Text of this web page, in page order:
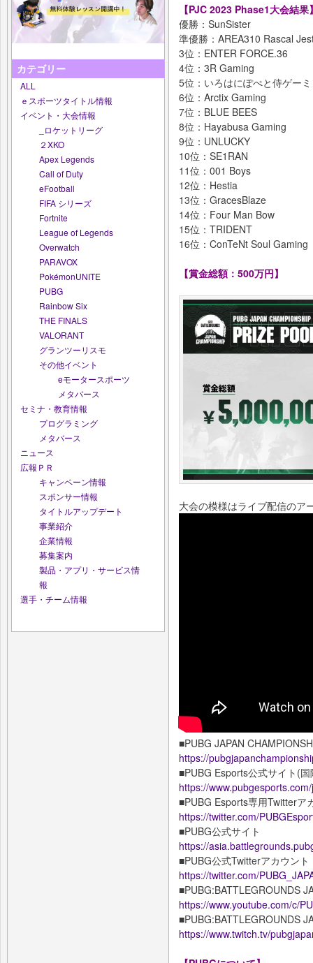
カテゴリー
ALL
ｅスポーツタイトル情報
イベント・大会情報
_ロケットリーグ
２XKO
Apex Legends
Call of Duty
eFootball
FIFA シリーズ
Fortnite
League of Legends
Overwatch
PARAVOX
PokémonUNITE
PUBG
Rainbow Six
THE FINALS
VALORANT
グランツーリスモ
その他イベント
eモータースポーツ
メタバース
セミナ・教育情報
プログラミング
メタバース
ニュース
広報ＰＲ
キャンペーン情報
スポンサー情報
タイトルアップデート
事業紹介
企業情報
募集案内
製品・アプリ・サービス情
報
選手・チーム情報
【PJC 2023 Phase1大会結果
優勝：SunSister
準優勝：AREA310 Rascal
3位：ENTER FORCE.36
4位：3R Gaming
5位：いろはにぽぺと侍ゲー
6位：Arctix Gaming
7位：BLUE BEES
8位：Hayabusa Gaming
9位：UNLUCKY
10位：SE1RAN
11位：001 Boys
12位：Hestia
13位：GracesBlaze
14位：Four Man Bow
15位：TRIDENT
16位：ConTeNt Soul Gaming
【賞金総額：500万円】
大会の模様はライブ配信のア
■PUBG JAPAN
https://
■PUBG Esports公式サイト(
https://
■PUBG Esports専用Twitterア
https://twitter.com/
■PUBG公式サイト
https://
■PUBG公式Twitterアカウント
https://twitter.com/
■PUBG:BATTLEGROUNDS
https://www.youtube.com/c/
■PUBG:BATTLEGROUNDS
https://www.twitch.tv/